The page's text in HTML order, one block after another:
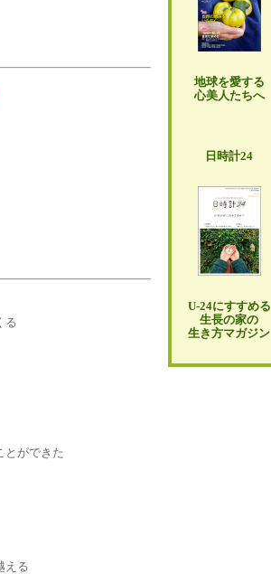
る
とができた
える
地球を愛する
心美人たちへ
日時計24
U-24にすすめる
生長の家の
生き方マガジン